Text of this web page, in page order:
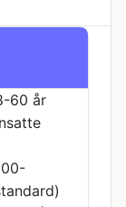
60 år